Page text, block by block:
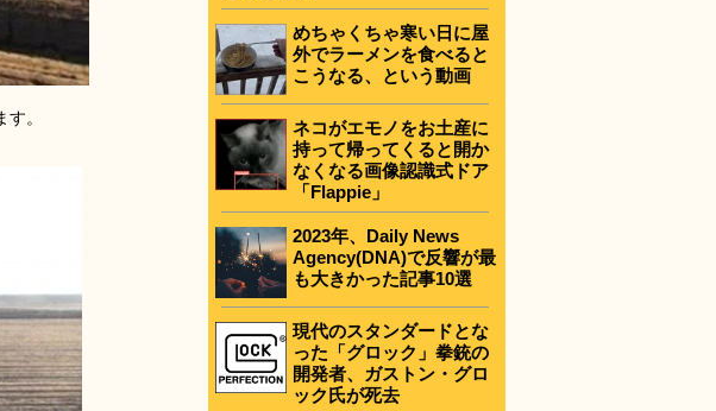
。
めちゃくちゃ寒い日に屋
外でラーメンを食べると
こうなる、という動画
ネコがエモノをお土産に
持って帰ってくると開か
なくなる画像認識式ドア
「Flappie」
2023年、Daily News
Agency(DNA)で反響が最
も大きかった記事10選
現代のスタンダードとな
った「グロック」拳銃の
開発者、ガストン・グロ
ック氏が死去